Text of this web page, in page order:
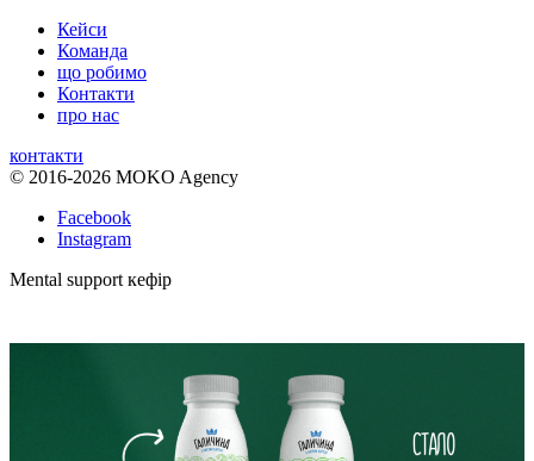
Кейси
Команда
що робимо
Контакти
про нас
контакти
© 2016-2026 MOKO Agency
Facebook
Instagram
Mental support кефір